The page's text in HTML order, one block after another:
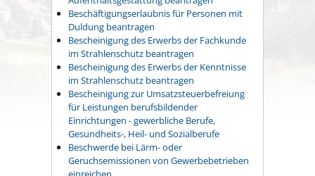
Beschäftigungserlaubnis für Personen mit
Duldung beantragen
Bescheinigung des Erwerbs der Fachkunde
im Strahlenschutz beantragen
Bescheinigung des Erwerbs der Kenntnisse
im Strahlenschutz beantragen
Bescheinigung zur Umsatzsteuerbefreiung
für Leistungen berufsbildender
Einrichtungen - gewerbliche Berufe,
Gesundheits-, Heil- und Sozialberufe
Beschwerde bei Lärm- oder
Geruchsemissionen von Gewerbebetrieben